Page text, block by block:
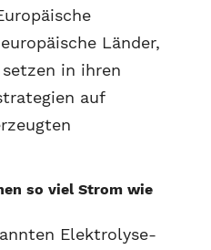
Länder,
in ihren
auf
so viel Strom wie
Elektrolyse-